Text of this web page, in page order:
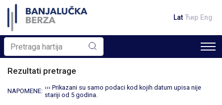
Lat Ћир Eng
Rezultati pretrage
NAPOMENE: ››› Prikazani su samo podaci kod kojih datum upisa nije
stariji od 5 godina.